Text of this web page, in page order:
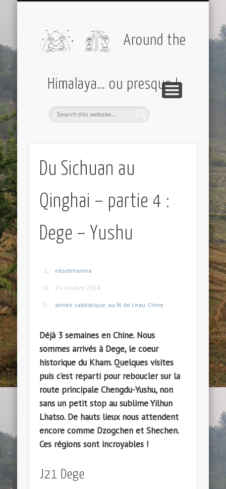
Around the
Himalaya… ou presque !
Du Sichuan au
Qinghai – partie 4 :
Dege – Yushu
nilsetmareva
24 octobre 2014
année sabbatique, au fil de l'eau, Chine
Déjà 3 semaines en Chine. Nous
sommes arrivés à Dege, le coeur
historique du Kham. Quelques visites
puis c’est reparti pour reboucler sur la
route principale Chengdu-Yushu, non
sans un petit stop au sublime Yilhun
Lhatso. De hauts lieux nous attendent
encore comme Dzogchen et Shechen.
Ces régions sont incroyables !
J21 Dege